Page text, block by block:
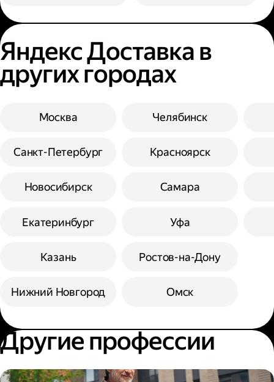
Яндекс Доставка в
других городах
Москва
Санкт-Петербург
Новосибирск
Екатеринбург
Казань
Нижний Новгород
Челябинск
Красноярск
Самара
Уфа
Ростов-на-Дону
Омск
Другие профессии